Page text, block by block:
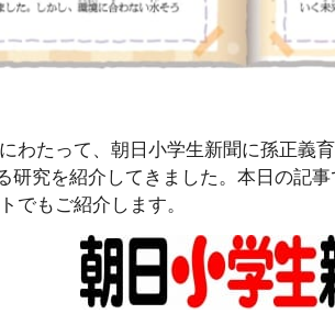
わたって、朝日小学生新聞に孫正義
研究を紹介してきました。本日の記
でもご紹介します。